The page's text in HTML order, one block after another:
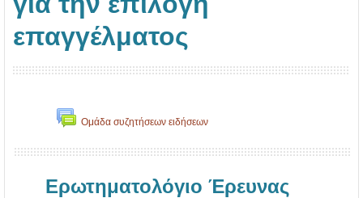
επαγγέλματος
Ομάδα συζητήσεων ειδήσεων
Ερωτηματολόγιο Έρευνας